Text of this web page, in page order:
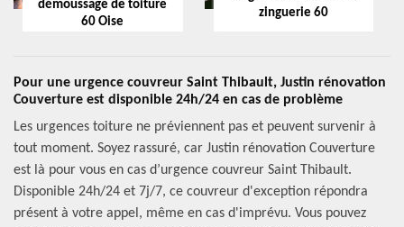
démoussage de toiture
60 Oise
zinguerie 60
Pour une urgence couvreur Saint Thibault, Justin rénovation
Couverture est disponible 24h/24 en cas de problème
Les urgences toiture ne préviennent pas et peuvent survenir à
tout moment. Soyez rassuré, car Justin rénovation Couverture
est là pour vous en cas d’urgence couvreur Saint Thibault.
Disponible 24h/24 et 7j/7, ce couvreur d'exception répondra
présent à votre appel, même en cas d'imprévu. Vous pouvez